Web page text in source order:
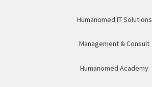
Humanomed IT Solutions
Management & Consult
Humanomed Academy